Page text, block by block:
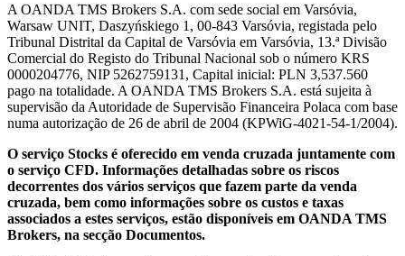
A OANDA TMS Brokers S.A. com sede social em Varsóvia,
Warsaw UNIT, Daszyńskiego 1, 00-843 Varsóvia, registada pelo
Tribunal Distrital da Capital de Varsóvia em Varsóvia, 13.ª Divisão
Comercial do Registo do Tribunal Nacional sob o número KRS
0000204776, NIP 5262759131, Capital inicial: PLN 3,537.560
pago na totalidade. A OANDA TMS Brokers S.A. está sujeita à
supervisão da Autoridade de Supervisão Financeira Polaca com base
numa autorização de 26 de abril de 2004 (KPWiG-4021-54-1/2004).
O serviço Stocks é oferecido em venda cruzada juntamente com
o serviço CFD. Informações detalhadas sobre os riscos
decorrentes dos vários serviços que fazem parte da venda
cruzada, bem como informações sobre os custos e taxas
associados a estes serviços, estão disponíveis em OANDA TMS
Brokers, na secção Documentos.